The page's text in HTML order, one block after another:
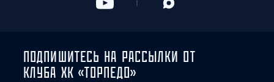
ПОДПИШИТЕСЬ НА РАССЫЛКИ ОТ
КЛУБА ХК «ТОРПЕДО»